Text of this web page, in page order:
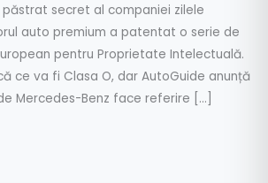
secret al companiei zilele
auto premium a patentat o serie de
pentru Proprietate Intelectuală.
ce va fi Clasa O, dar AutoGuide anunță
Mercedes-Benz face referire […]